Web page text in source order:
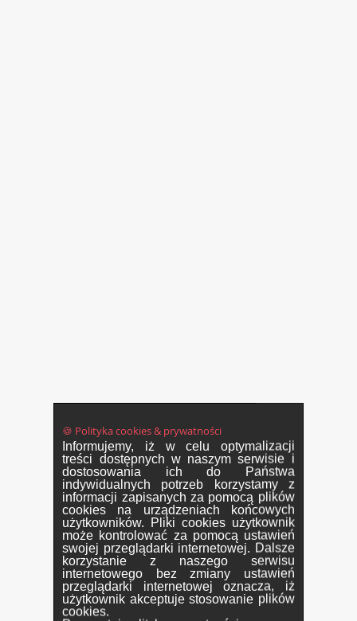
🍪 Polityka cookies & prywatności
Informujemy, iż w celu optymalizacji
treści dostępnych w naszym serwisie i
dostosowania ich do Państwa
indywidualnych potrzeb korzystamy z
informacji zapisanych za pomocą plików
cookies na urządzeniach końcowych
użytkowników. Pliki cookies użytkownik
może kontrolować za pomocą ustawień
swojej przeglądarki internetowej. Dalsze
korzystanie z naszego serwisu
internetowego bez zmiany ustawień
przeglądarki internetowej oznacza, iż
użytkownik akceptuje stosowanie plików
cookies.